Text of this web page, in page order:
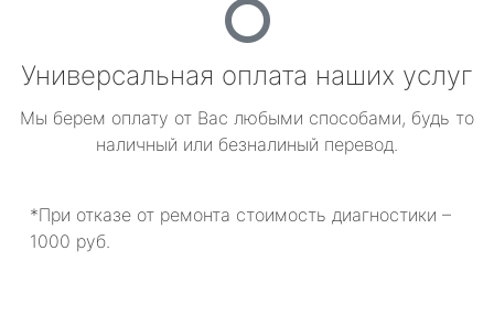
Универсальная оплата наших услуг
Мы берем оплату от Вас любыми способами, будь то
наличный или безналиный перевод.
*При отказе от ремонта стоимость диагностики –
1000 руб.